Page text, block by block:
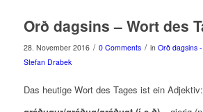
Orð dagsins – Wort des
28. November 2016 / 0 Comments / in Orð dagsins
Stefan Drabek
Das heutige Wort des Tages ist ein Adjektiv: